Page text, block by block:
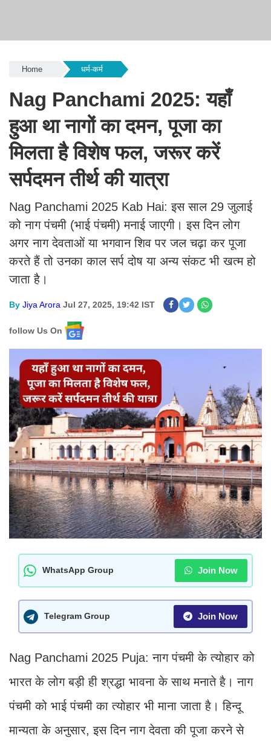
Home धर्म-कर्म
Nag Panchami 2025: यहाँ
हुआ था नागों का दमन, पूजा का
मिलता है विशेष फल, जरूर करें
सर्पदमन तीर्थ की यात्रा
Nag Panchami 2025 Kab Hai: इस साल 29 जुलाई
को नाग पंचमी (भाई पंचमी) मनाई जाएगी। इस दिन लोग
अगर नाग देवताओं या भगवान शिव पर जल चढ़ा कर पूजा
करते हैं तो उनका काल सर्प दोष या अन्य संकट भी खत्म हो
जाता है।
By Jiya Arora Jul 27, 2025, 19:42 IST
follow Us On
WhatsApp Group Join Now
Telegram Group Join Now
Nag Panchami 2025 Puja: नाग पंचमी के त्योहार को
भारत के लोग बड़ी ही श्रद्धा भावना के साथ मनाते है। नाग
पंचमी को भाई पंचमी का त्योहार भी माना जाता है। हिन्दू
मान्यता के अनुसार, इस दिन नाग देवता की पूजा करने से